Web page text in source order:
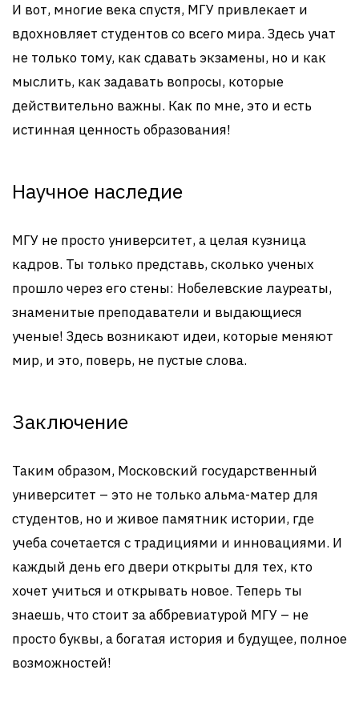
И вот, многие века спустя, МГУ привлекает и
вдохновляет студентов со всего мира. Здесь учат
не только тому, как сдавать экзамены, но и как
мыслить, как задавать вопросы, которые
действительно важны. Как по мне, это и есть
истинная ценность образования!
Научное наследие
МГУ не просто университет, а целая кузница
кадров. Ты только представь, сколько ученых
прошло через его стены: Нобелевские лауреаты,
знаменитые преподаватели и выдающиеся
ученые! Здесь возникают идеи, которые меняют
мир, и это, поверь, не пустые слова.
Заключение
Таким образом, Московский государственный
университет – это не только альма-матер для
студентов, но и живое памятник истории, где
учеба сочетается с традициями и инновациями. И
каждый день его двери открыты для тех, кто
хочет учиться и открывать новое. Теперь ты
знаешь, что стоит за аббревиатурой МГУ – не
просто буквы, а богатая история и будущее, полное
возможностей!